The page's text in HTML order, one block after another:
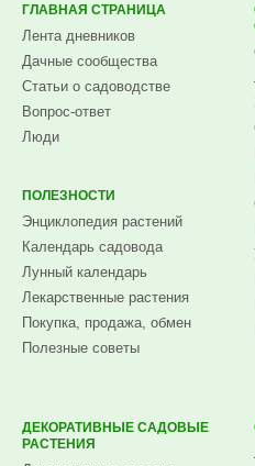
ГЛАВНАЯ СТРАНИЦА
Лента дневников
Дачные сообщества
Статьи о садоводстве
Вопрос-ответ
Люди
ПОЛЕЗНОСТИ
Энциклопедия растений
Календарь садовода
Лунный календарь
Лекарственные растения
Покупка, продажа, обмен
Полезные советы
ДЕКОРАТИВНЫЕ САДОВЫЕ
РАСТЕНИЯ